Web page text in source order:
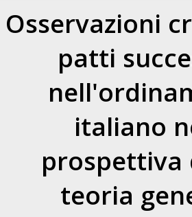
Osservazioni
patti
italiano
prospettiva
teoria